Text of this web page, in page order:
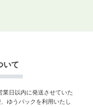
いて
日以内に発送させていた
ゆうパックを利用いたし